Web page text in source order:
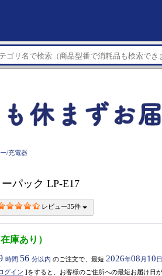
/充電器
パック LP-E17
レビュー35件
庫あり）
時間 56 分以内 のご注文で、最短 2026年08 月 10日
グイン ]をすると、お客様のご住所への最短お届け日が